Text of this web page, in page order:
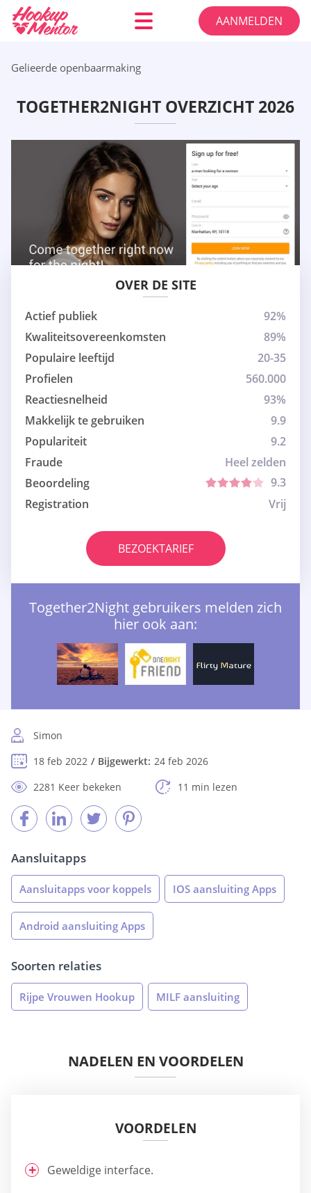
AANMELDEN
Gelieerde openbaarmaking
TOGETHER2NIGHT OVERZICHT 2026
OVER DE SITE
Actief publiek
92%
Kwaliteitsovereenkomsten
89%
Populaire leeftijd
20-35
Profielen
560.000
Reactiesnelheid
93%
Makkelijk te gebruiken
9.9
Populariteit
9.2
Fraude
Heel zelden
Beoordeling
9.3
Registration
Vrij
BEZOEKTARIEF
Together2Night gebruikers melden zich
hier ook aan:
Simon
18 feb 2022
Bijgewerkt: 24 feb 2026
2281 Keer bekeken
11 min lezen
Aansluitapps
Aansluitapps voor koppels IOS aansluiting Apps
Android aansluiting Apps
Soorten relaties
Rijpe Vrouwen Hookup MILF aansluiting
NADELEN EN VOORDELEN
VOORDELEN
Geweldige interface.